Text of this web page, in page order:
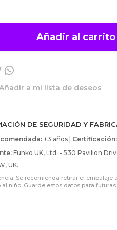
Añadir al carrito
a mi lista de deseos
DE SEGURIDAD Y
+3 años | Certificación:
Funko UK, Ltd. - 530 Pavilion
UK.
Se recomienda retirar el embalaje
niño. Guarde estos datos para